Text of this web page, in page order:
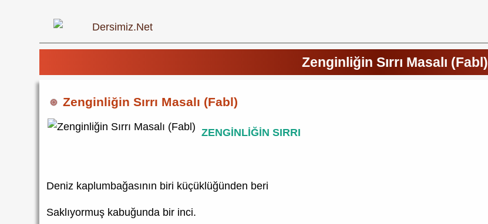
Zenginliğin Sırrı Masalı (Fabl)
Zenginliğin Sırrı Masalı (Fabl)
ZENGİNLİĞİN SIRRI
Deniz kaplumbağasının biri küçüklüğünden beri
Saklıyormuş kabuğunda bir inci.